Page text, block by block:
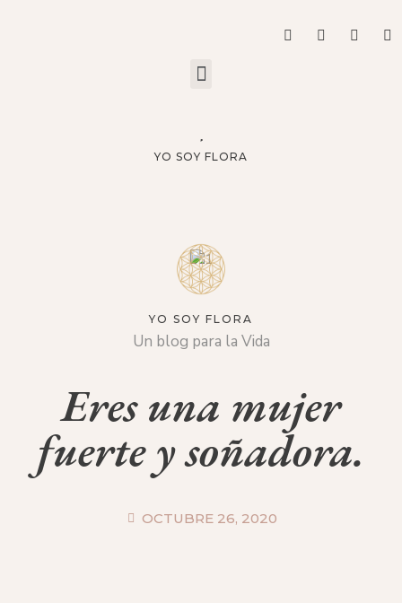
YO SOY FLORA
YO SOY FLORA
Un blog para la Vida
Eres una mujer
fuerte y soñadora.
OCTUBRE 26, 2020